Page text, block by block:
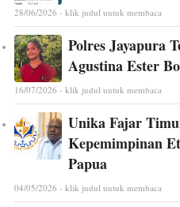
28/06/2026 - klik judul untuk membaca
Polres Jayapura
Agustina Ester
16/07/2026 - klik judul untuk membaca
Unika Fajar
Kepemimpinan
Papua
04/05/2026 - klik judul untuk membaca